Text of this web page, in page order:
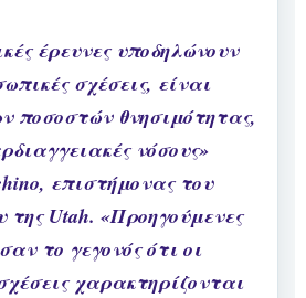
έρευνες υποδηλώνουν
σχέσεις, είναι
ποσοστών θνησιμότητας,
νόσους»
επιστήμονας του
της Utah. «Προηγούμενες
το γεγονός ότι οι
χαρακτηρίζονται